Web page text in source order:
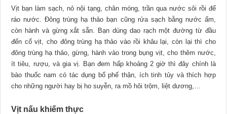
Vịt bạn làm sạch, nỏ nội tạng, chân móng, trần qua nước sôi rồi để
ráo nước. Đông trùng hạ thảo bạn cũng rửa sạch bằng nước ấm,
còn hành và gừng xắt sẵn. Bạn dùng dao rạch một đường từ đầu
đến cổ vịt, cho đông trùng hạ thảo vào rồi khâu lại, còn lại thì cho
đông trùng hạ thảo, gừng, hành vào trong bụng vịt, cho thêm nước,
ít tiêu, rượu, và gia vị. Bạn đem hấp khoảng 2 giờ thì đây chính là
bào thuốc nam có tác dụng bổ phế thận, ích tinh tủy và thích hợp
cho những người hay bị ho suyễn, ra mồ hôi trộm, liệt dương,…
Vịt nấu khiếm thực